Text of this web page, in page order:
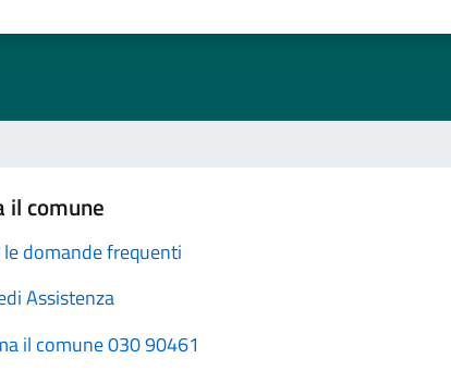
il comune
le domande frequenti
Assistenza
il comune 030 90461